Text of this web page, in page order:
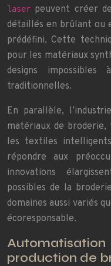
laser peuvent créer
détaillés en brûlant ou
prédéfini. Cette
pour les matériaux
designs
traditionnelles.
En parallèle,
matériaux de
les textiles
répondre aux
innovations
possibles de la
domaines aussi variés
écoresponsable.
production de